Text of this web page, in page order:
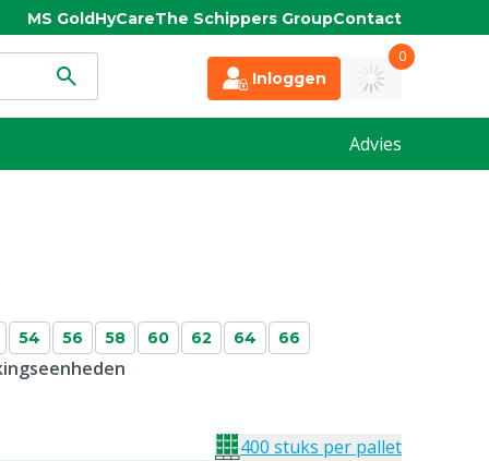
MS GoldHyCareThe Schippers GroupContact
Inloggen
0
Advies
54 56 58 60 62 64 66
400 stuks per pallet